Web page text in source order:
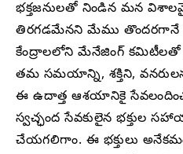
భక్తజనులతో నిండిన మన
తిరగడమేనని మేము తొందరగానే
కేంద్రాలలోని మేనేజింగ్
తమ సమయాన్ని, శక్తిని,
ఈ ఉదాత్త ఆశయానికై
స్వచ్ఛంద సేవకులైన భక్తుల
చేయగలిగాం. ఈ భక్తులు